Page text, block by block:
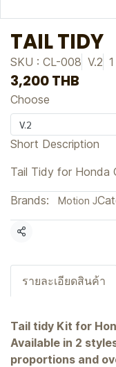
TAIL TIDY
SKU : CL-008 V.2
3,200 THB
Choose
V.2
Short Description
Tail Tidy for Honda
Brands: Motion J
Share
รายละเอียดสินค้า
Tail tidy Kit for
Available in 2
proportions and